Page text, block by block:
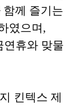
함께 즐기는
였으며,
연휴와 맞물
킨텍스 제